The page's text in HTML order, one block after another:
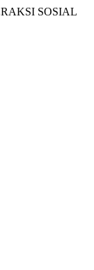
SOSIAL